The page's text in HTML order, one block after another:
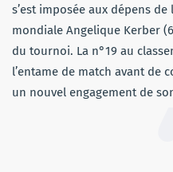
s’est imposée aux dépens
mondiale Angelique Kerber
du tournoi. La n°19 au
l’entame de match avant de
un nouvel engagement de